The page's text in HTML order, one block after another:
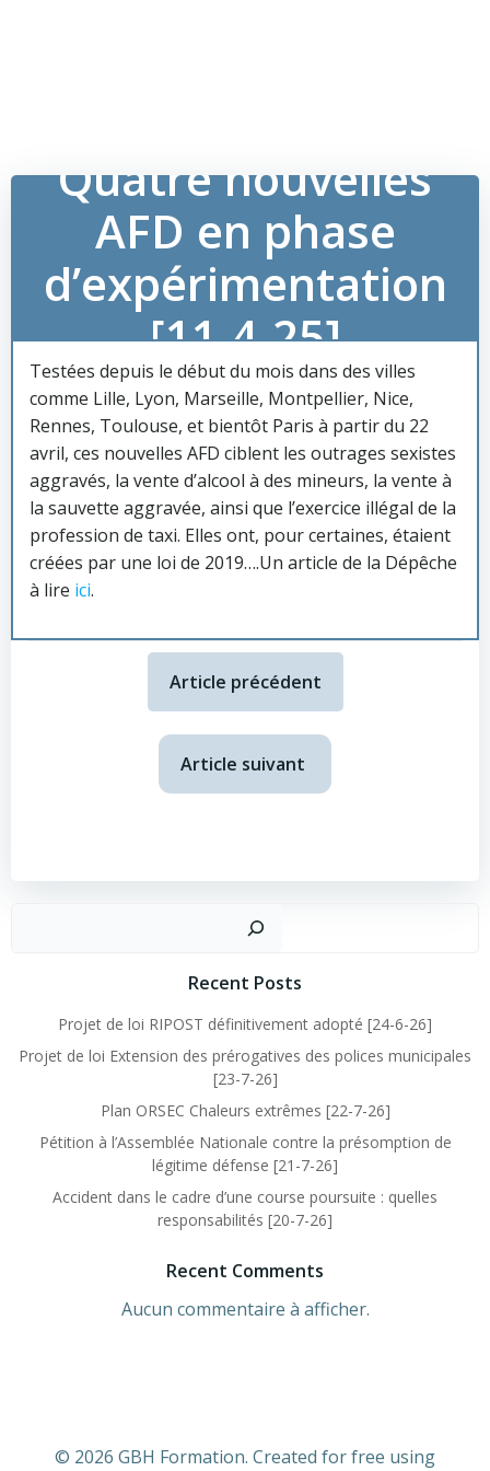
Quatre nouvelles
AFD en phase
d’expérimentation
[11-4-25]
Testées depuis le début du mois dans des villes
comme Lille, Lyon, Marseille, Montpellier, Nice,
Rennes, Toulouse, et bientôt Paris à partir du 22
avril, ces nouvelles AFD ciblent les outrages sexistes
aggravés, la vente d’alcool à des mineurs, la vente à
la sauvette aggravée, ainsi que l’exercice illégal de la
profession de taxi. Elles ont, pour certaines, étaient
créées par une loi de 2019….Un article de la Dépêche
à lire ici.
Article précédent
Article suivant
Recent Posts
Projet de loi RIPOST définitivement adopté [24-6-26]
Projet de loi Extension des prérogatives des polices municipales
[23-7-26]
Plan ORSEC Chaleurs extrêmes [22-7-26]
Pétition à l’Assemblée Nationale contre la présomption de
légitime défense [21-7-26]
Accident dans le cadre d’une course poursuite : quelles
responsabilités [20-7-26]
Recent Comments
Aucun commentaire à afficher.
© 2026 GBH Formation. Created for free using